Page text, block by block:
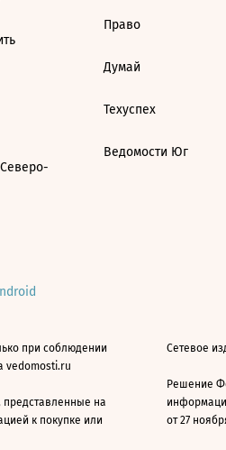
Право
Думай
Техуспех
Ведомости Юг
при соблюдении
vedomosti.ru
представленные на
к покупке или
Сетевое
Решение
от 27